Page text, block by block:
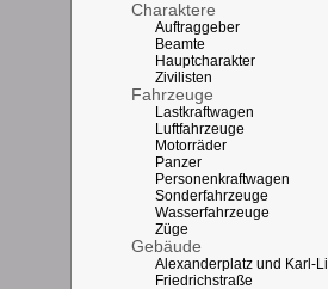
Charaktere
Auftraggeber
Beamte
Hauptcharakter
Zivilisten
Fahrzeuge
Lastkraftwagen
Luftfahrzeuge
Motorräder
Panzer
Personenkraftwagen
Sonderfahrzeuge
Wasserfahrzeuge
Züge
Gebäude
Alexanderplatz und Karl-
Friedrichstraße